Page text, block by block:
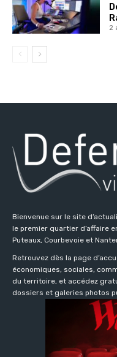
2
Bienvenue sur le site
le premier quartier d’affaire
Puteaux, Courbevoie et
Retrouvez dès la page
économiques, sociales,
du territoire, et accédez
dossiers et galeries photos